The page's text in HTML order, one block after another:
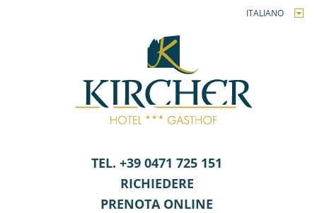
ITALIANO
TEL. +39 0471 725 151
RICHIEDERE
PRENOTA ONLINE